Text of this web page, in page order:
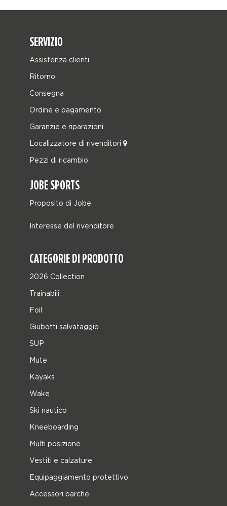
SERVIZIO
Assistenza clienti
Ritorno
Consegna
Ordine e pagamento
Garanzie e riparazioni
Localizzatore di rivenditori
Pezzi di ricambio
JOBE SPORTS
Proposito di Jobe
Interesse del rivenditore
CATEGORIE DI PRODOTTO
2026 Collection
Trainabili
Foil
Giubotti salvataggio
SUP
Mute
Kayaks
Wake
Ski nautico
Kneeboarding
Multi posizione
Vestiti e calzature
Equipaggiamento protettivo
Accessori barche